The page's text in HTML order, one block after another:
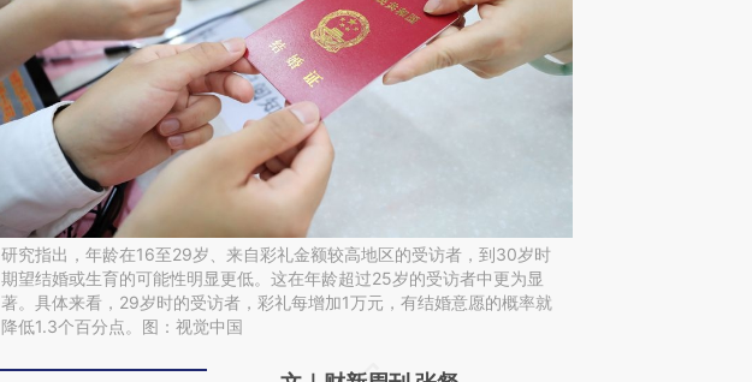
研究指出，年龄在16至29岁、来自彩礼金额较高地区的受访者，到30岁时
期望结婚或生育的可能性明显更低。这在年龄超过25岁的受访者中更为显
著。具体来看，29岁时的受访者，彩礼每增加1万元，有结婚意愿的概率就
降低1.3个百分点。图：视觉中国